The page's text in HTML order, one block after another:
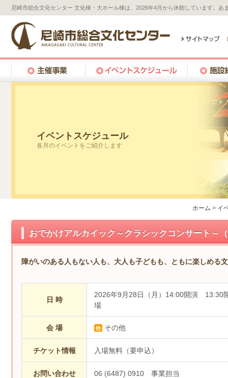
尼崎市総合文化センター 文化棟・大ホール棟は、2026年4月から休館しています。
イベントスケジュール
各月のイベントをご紹介します
ホーム > イ
おでかけアルカイック～クラシックコンサート～
障がいのある人もない人も、大人も子どもも、ともに楽しめる
日 時
2026年9月28日（月）14:00開演 13:30
場
会 場 その他
チケット情報 入場無料（要申込）
お問い合わせ 06 (6487) 0910 事業担当